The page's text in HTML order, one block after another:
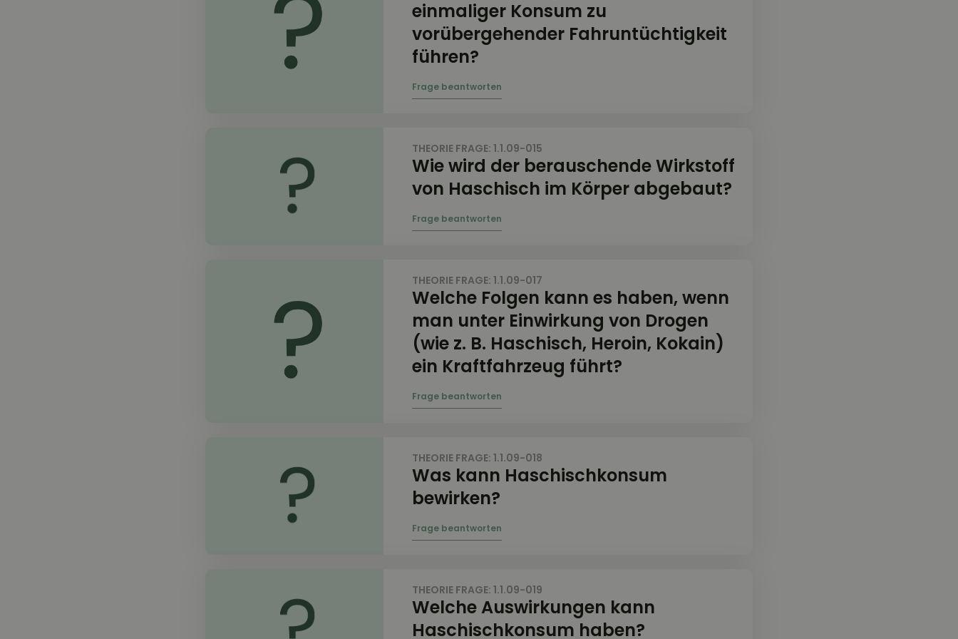
einmaliger Konsum zu
vorübergehender Fahruntüchtigkeit
führen?
THEORIE FRAGE: 1.1.09-015
Wie wird der berauschende Wirkstoff
von Haschisch im Körper abgebaut?
THEORIE FRAGE: 1.1.09-017
Welche Folgen kann es haben, wenn
man unter Einwirkung von Drogen
(wie z. B. Haschisch, Heroin, Kokain)
ein Kraftfahrzeug führt?
THEORIE FRAGE: 1.1.09-018
Was kann Haschischkonsum
bewirken?
THEORIE FRAGE: 1.1.09-019
Welche Auswirkungen kann
Haschischkonsum haben?